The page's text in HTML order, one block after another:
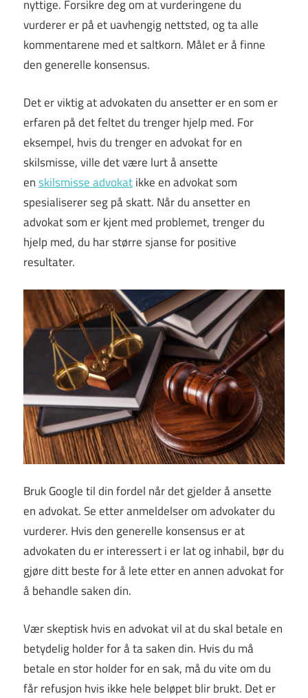
nyttige. Forsikre deg om at vurderingene du
vurderer er på et uavhengig nettsted, og ta alle
kommentarene med et saltkorn. Målet er å finne
den generelle konsensus.
Det er viktig at advokaten du ansetter er en som er
erfaren på det feltet du trenger hjelp med. For
eksempel, hvis du trenger en advokat for en
skilsmisse, ville det være lurt å ansette
enskilsmisse advokatikke en advokat som
spesialiserer seg på skatt. Når du ansetter en
advokat som er kjent med problemet, trenger du
hjelp med, du har større sjanse for positive
resultater.
Bruk Google til din fordel når det gjelder å ansette
en advokat. Se etter anmeldelser om advokater du
vurderer. Hvis den generelle konsensus er at
advokaten du er interessert i er lat og inhabil, bør du
gjøre ditt beste for å lete etter en annen advokat for
å behandle saken din.
Vær skeptisk hvis en advokat vil at du skal betale en
betydelig holder for å ta saken din. Hvis du må
betale en stor holder for en sak, må du vite om du
får refusjon hvis ikke hele beløpet blir brukt. Det er